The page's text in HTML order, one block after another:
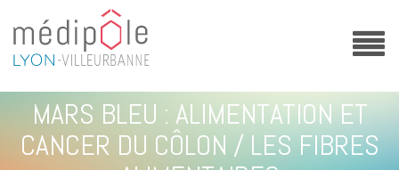
MARS BLEU : ALIMENTATION ET
CANCER DU CÔLON / LES FIBRES